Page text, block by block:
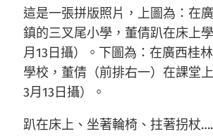
這是一張拼版照片，上圖為：在
鎮的三叉尾小學，董倩趴在床上
月13日攝）。下圖為：在廣西桂
學校，董倩（前排右一）在課堂
3月13日攝）。
趴在床上、坐著輪椅、拄著拐杖